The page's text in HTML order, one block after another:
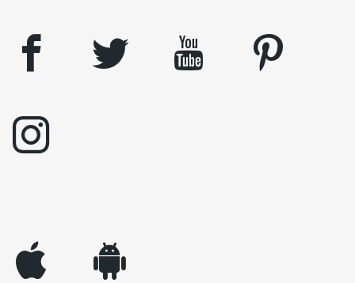
facebook twitter youtube
pinterest
instagram
appleinc android